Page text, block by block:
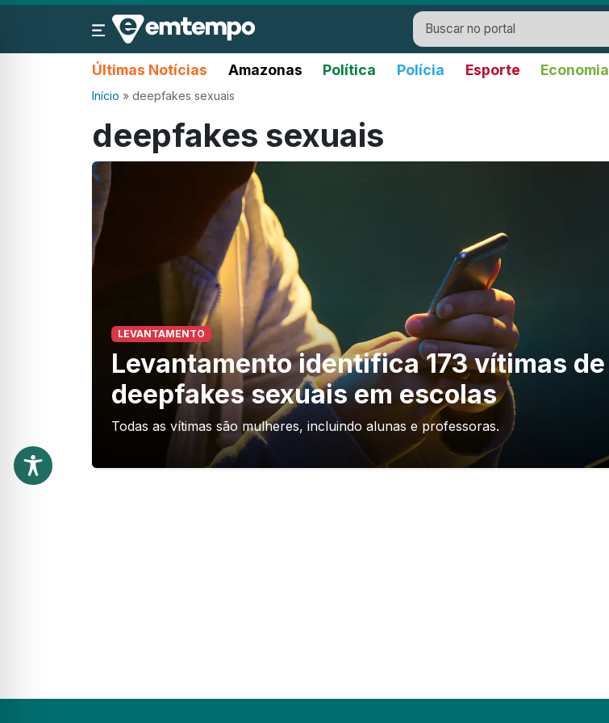
Últimas Notícias Amazonas Política Polícia Esporte Economia
Início » deepfakes sexuais
deepfakes sexuais
LEVANTAMENTO
Levantamento identifica 173 vítimas de
deepfakes sexuais em escolas
Todas as vítimas são mulheres, incluindo alunas e professoras.